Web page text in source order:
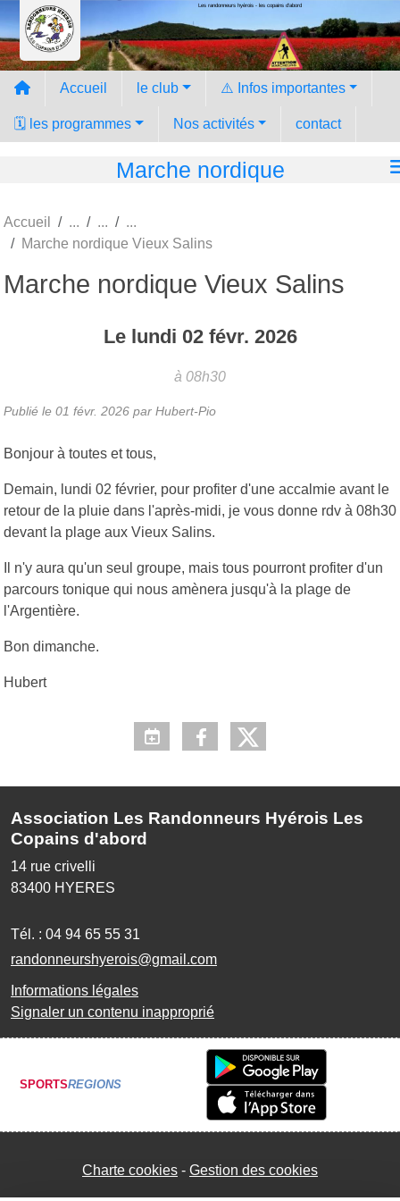
Les randonneurs hyèrois - les copains d'abord
Accueil le club ⚠️ Infos importantes
🗓️ les programmes Nos activités contact
Marche nordique
Accueil
Marche nordique Vieux Salins
Marche nordique Vieux Salins
Le lundi 02 févr. 2026
à 08h30
Publié le 01 févr. 2026 par Hubert-Pio
Bonjour à toutes et tous,
Demain, lundi 02 février, pour profiter d'une accalmie avant le
retour de la pluie dans l'après-midi, je vous donne rdv à 08h30
devant la plage aux Vieux Salins.
Il n'y aura qu'un seul groupe, mais tous pourront profiter d'un
parcours tonique qui nous amènera jusqu'à la plage de
l'Argentière.
Bon dimanche.
Hubert
Association Les Randonneurs Hyérois Les
Copains d'abord
14 rue crivelli
83400 HYERES
Tél. : 04 94 65 55 31
randonneurshyerois@gmail.com
Informations légales
Signaler un contenu inapproprié
SPORTSREGIONS
Charte cookies Gestion des cookies
Panneau de gestion des cookies